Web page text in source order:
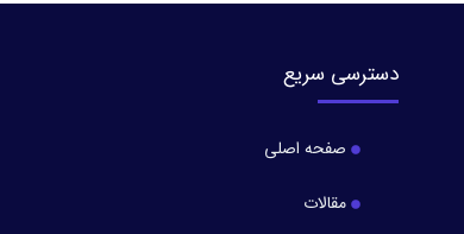
دسترسی سریع
صفحه اصلی
مقالات